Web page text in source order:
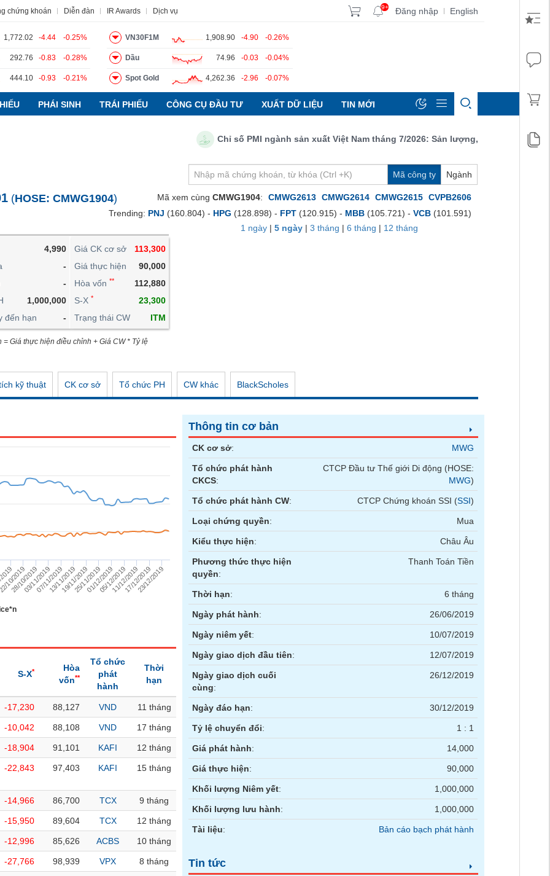
chứng khoán Diễn đàn IR Awards Dịch vụ 9+ Đăng nhập | English
1,772.02 -4.44 -0.25%
292.76 -0.83 -0.28%
444.10 -0.93 -0.21%
VN30F1M 1,908.90 -4.90 -0.26%
Dầu 74.96 -0.03 -0.04%
Spot Gold 4,262.36 -2.96 -0.07%
PHÁI SINH TRÁI PHIẾU CÔNG CỤ ĐẦU TƯ XUẤT DỮ LIỆU TIN MỚI
Chỉ số PMI ngành sản xuất Việt Nam tháng 7/2026: Sản lượng, số lượng đơn đặt
Mã công ty Ngành
(HOSE: CMWG1904)
4,990
-
-
1,000,000
đến hạn
-
Giá CK cơ sở
113,300
Giá thực hiện
90,000
Hòa vốn **
112,880
S-X *
23,300
Trạng thái CW
ITM
Giá thực hiện điều chỉnh + Giá CW * Tỷ lệ
Mã xem cùng CMWG1904: CMWG2613 CMWG2614 CMWG2615 CVPB2606
Trending: PNJ (160.804) - HPG (128.898) - FPT (120.915) - MBB (105.721) - VCB (101.591)
1 ngày | 5 ngày | 3 tháng | 6 tháng | 12 tháng
kỹ thuật CK cơ sở Tổ chức PH CW khác BlackScholes
2019
28/10/2019
03/11/2019
07/11/2019
13/11/2019
19/11/2019
25/11/2019
01/12/2019
05/12/2019
11/12/2019
17/12/2019
23/12/2019
S-X*
Hòa
vốn**
Tổ chức
phát
hành
Thời
hạn
-17,230 88,127 VND 11 tháng
-10,042 88,108 VND 17 tháng
-18,904 91,101 KAFI 12 tháng
-22,843 97,403 KAFI 15 tháng
-14,966 86,700 TCX 9 tháng
-15,950 89,604 TCX 12 tháng
-12,996 85,626 ACBS 10 tháng
-27,766 98,939 VPX 8 tháng
Thông tin cơ bản
CK cơ sở: MWG
Tổ chức phát hành
CKCS:
CTCP Đầu tư Thế giới Di động (HOSE:
MWG)
Tổ chức phát hành CW: CTCP Chứng khoán SSI (SSI)
Loại chứng quyền: Mua
Kiểu thực hiện: Châu Âu
Phương thức thực hiện
quyền:
Thanh Toán Tiền
Thời hạn: 6 tháng
Ngày phát hành: 26/06/2019
Ngày niêm yết: 10/07/2019
Ngày giao dịch đầu tiên: 12/07/2019
Ngày giao dịch cuối
cùng:
26/12/2019
Ngày đáo hạn: 30/12/2019
Tỷ lệ chuyển đổi: 1 : 1
Giá phát hành: 14,000
Giá thực hiện: 90,000
Khối lượng Niêm yết: 1,000,000
Khối lượng lưu hành: 1,000,000
Tài liệu: Bản cáo bạch phát hành
Tin tức
Tin tức Báo cáo phân tích Thuật ngữ Dịch vụ
PHÁI SINH
TRÁI PHIẾU
CÔNG CỤ ĐẦU TƯ
XUẤT DỮ LIỆU
TIN MỚI
Hợp đồng tương lai Trái phiếu